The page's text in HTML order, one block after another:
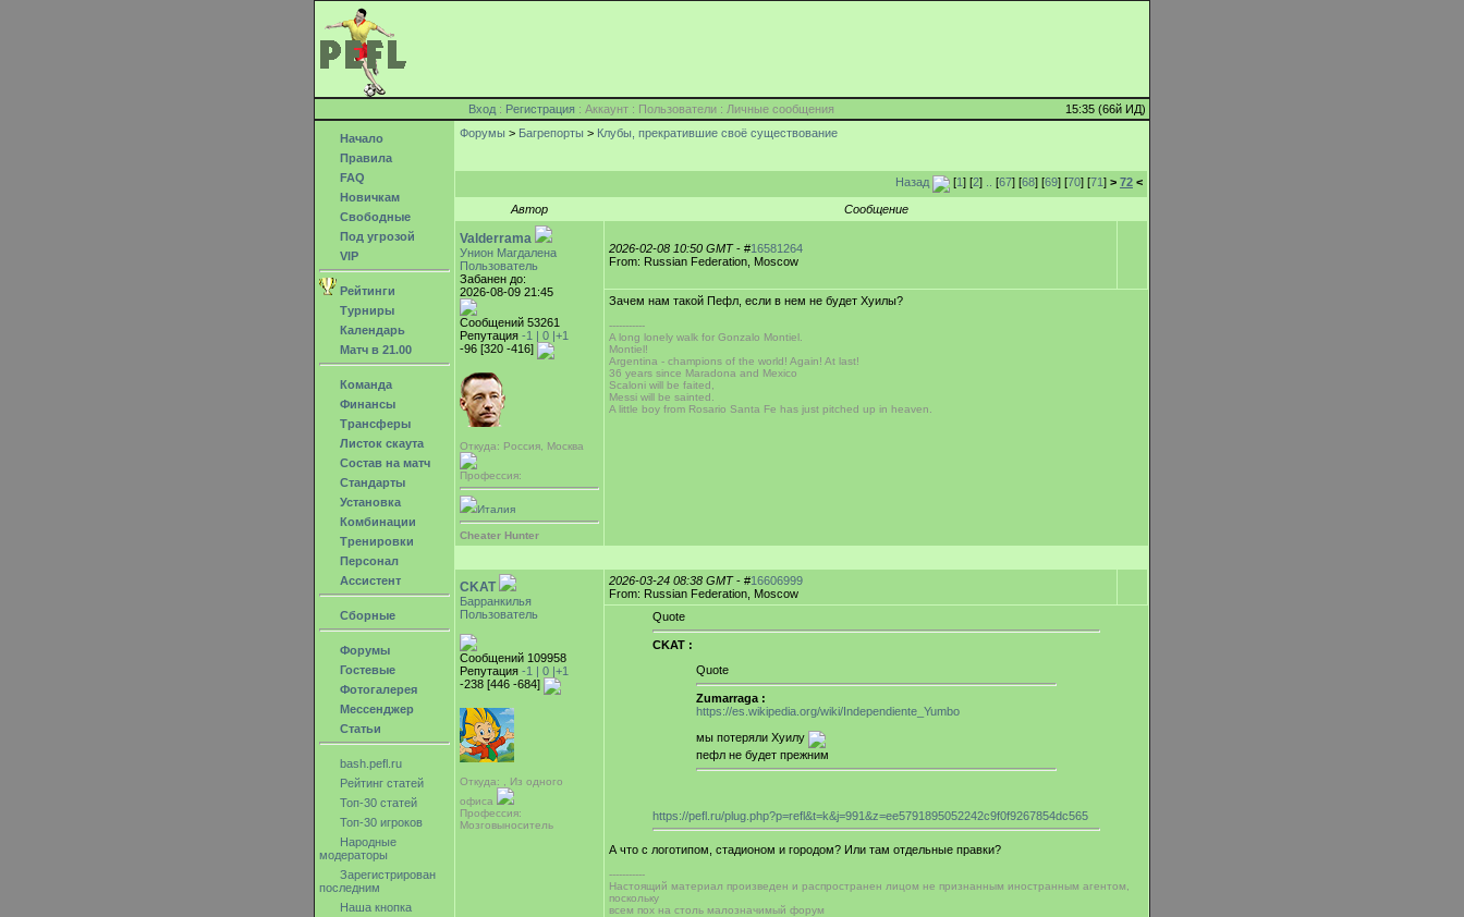
Вход : Регистрация : Аккаунт : Пользователи : Личные сообщения 15:35 (66й ИД)
Начало
Правила
FAQ
Новичкам
Свободные
Под угрозой
VIP
Рейтинги
Турниры
Календарь
Матч в 21.00
Команда
Финансы
Трансферы
Листок скаута
Состав на матч
Стандарты
Установка
Комбинации
Тренировки
Персонал
Ассистент
Сборные
Форумы
Гостевые
Фотогалерея
Мессенджер
Статьи
bash.pefl.ru
Рейтинг статей
Топ-30 статей
Топ-30 игроков
Народные
модераторы
Зарегистрирован
последним
Наша кнопка
Форумы > Багрепорты > Клубы, прекратившие своё существование
Назад [1] [2] [67] [68] [69] [70] [71] > 72 <
Автор Сообщение
Valderrama
Унион Магдалена
Пользователь
Забанен до:
2026-08-09 21:45
Сообщений 53261
Репутация -1 | 0 |+1
-96 [320 -416]
Откуда: Россия, Москва
Профессия:
Италия
Cheater Hunter
2026-02-08 10:50 GMT- #16581264
From: Russian Federation, Moscow
Зачем нам такой Пефл, если в нем не будет Хуилы?
-----------
A long lonely walk for Gonzalo Montiel.
Montiel!
Argentina - champions of the world! Again! At last!
36 years since Maradona and Mexico
Scaloni will be faited,
Messi will be sainted.
A little boy from Rosario Santa Fe has just pitched up in heaven.
CKAT
Барранкилья
Пользователь
Сообщений 109958
Репутация -1 | 0 |+1
-238 [446 -684]
Откуда: , Из одного
офиса
Профессия:
Мозговыноситель
2026-03-24 08:38 GMT- #16606999
From: Russian Federation, Moscow
Quote
CKAT :
Quote
Zumarraga :
https://es.wikipedia.org/wiki/Independiente_Yumbo
мы потеряли Хуилу
пефл не будет прежним
https://pefl.ru/plug.php?p=refl&t=k&j=991&z=ee5791895052242c9f0f9267854dc565
А что с логотипом, стадионом и городом? Или там отдельные правки?
-----------
Настоящий материал произведен и распространен лицом не признанным иностранным агентом,
поскольку
всем пох на столь малозначимый форум